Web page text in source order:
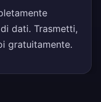
dati. Trasmetti,
gratuitamente.